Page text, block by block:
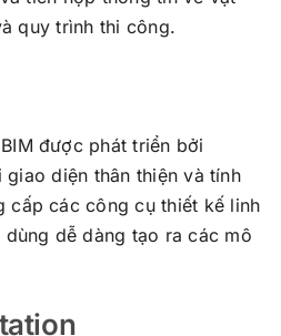
quy trình thi công.
được phát triển bởi
diện thân thiện và tính
cấp các công cụ thiết kế linh
dễ dàng tạo ra các mô